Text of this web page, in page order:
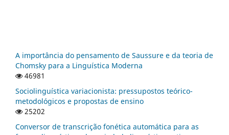
A importância do pensamento de Saussure e da teoria de
Chomsky para a Linguística Moderna
46981
Sociolinguística variacionista: pressupostos teórico-
metodológicos e propostas de ensino
25202
Conversor de transcrição fonética automática para as